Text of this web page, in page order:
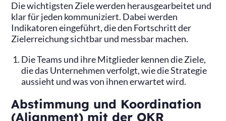
Die wichtigsten Ziele werden herausgearbeitet und
klar für jeden kommuniziert. Dabei werden
Indikatoren eingeführt, die den Fortschritt der
Zielerreichung sichtbar und messbar machen.
Die Teams und ihre Mitglieder kennen die Ziele,
die das Unternehmen verfolgt, wie die Strategie
aussieht und was von ihnen erwartet wird.
Abstimmung und Koordination
(Alignment) mit der OKR